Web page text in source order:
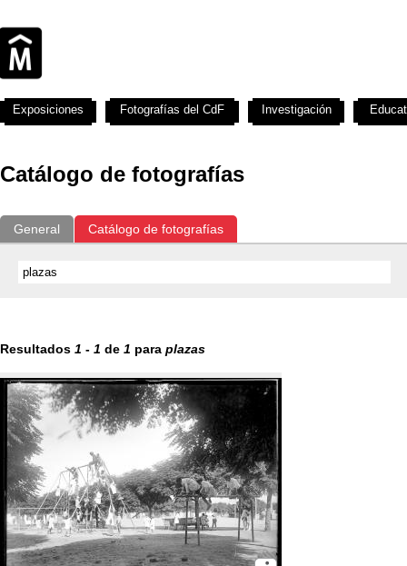
Catálogo de fotografías
General Catálogo de fotografías
Resultados 1 - 1 de 1 para plazas
Exposiciones Fotografías del CdF Investigación